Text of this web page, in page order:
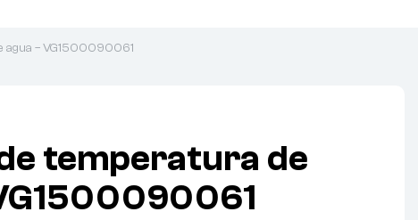
agua – VG1500090061
temperatura de